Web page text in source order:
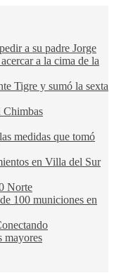
a su padre Jorge
a la cima de la
Tigre y sumó la sexta
Chimbas
medidas que tomó
en Villa del Sur
Norte
100 municiones en
mayores